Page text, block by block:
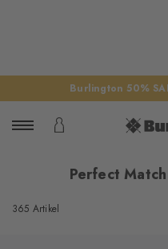
Burlington 50%
Perfect
365 Artikel